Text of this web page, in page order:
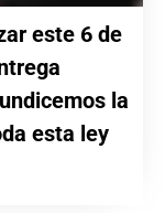
este 6 de
la
esta ley